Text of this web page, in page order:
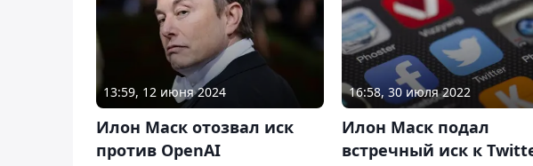
13:59, 12 июня 2024
Илон Маск отозвал иск
против OpenAI
16:58, 30 июля 2022
Илон Маск подал
встречный иск к